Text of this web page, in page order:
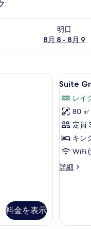
明日
8月 8 - 8月 9
日 8月 8 - 8月 9 の空室
Room | 高級寝具、羽毛の
料金を表示
Suite
Greta
の
す
べ
て
の
写
示
5
Suite
レイ
80 ㎡
定員
キン
WiFi
詳細
Suite